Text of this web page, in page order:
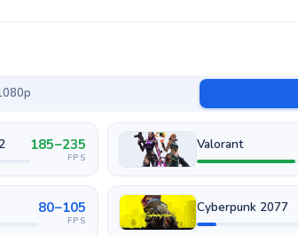
185–235
FPS
Valorant
80–105
FPS
Cyberpunk 2077